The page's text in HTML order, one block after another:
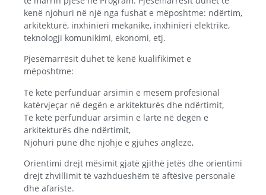
kenë njohuri në një nga fushat e mëposhtme: ndërtim,
arkitekturë, inxhinieri mekanike, inxhinieri elektrike,
teknologji komunikimi, ekonomi, etj.
Pjesëmarrësit duhet të kenë kualifikimet e
mëposhtme:
Të ketë përfunduar arsimin e mesëm profesional
katërvjeçar në degën e arkitekturës dhe ndërtimit,
Të ketë përfunduar arsimin e lartë në degën e
arkitekturës dhe ndërtimit,
Njohuri pune dhe njohje e gjuhes angleze,
Orientimi drejt mësimit gjatë gjithë jetës dhe orientimi
drejt zhvillimit të vazhdueshëm të aftësive personale
dhe afariste.